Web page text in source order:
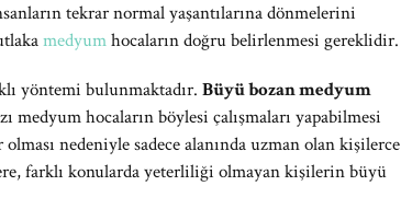
tekrar normal yaşantılarına dönmelerini
medyumhocaların doğru belirlenmesi gereklidir.
yöntemi bulunmaktadır. Büyü bozan medyum
medyum hocaların böylesi çalışmaları yapabilmesi
nedeniyle sadece alanında uzman olan kişilerce
farklı konularda yeterliliği olmayan kişilerin büyü